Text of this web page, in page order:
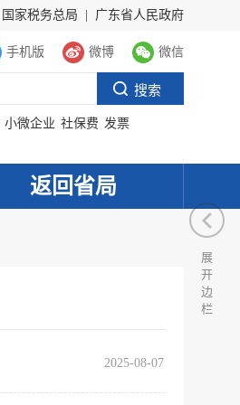
国家税务总局 广东省人民政府
手机版 微博 微信
小微企业 社保费 发票
返回省局
2025-08-07
展
开
边
栏